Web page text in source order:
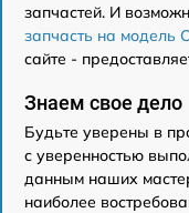
запчастей. И
запчасть на модель
сайте -
Знаем свое дело
Будьте уверены в
с уверенностью
данным наших
наиболее